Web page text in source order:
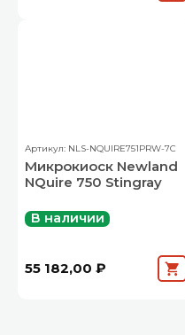
Артикул: NLS-NQUIRE751PRW-7C
Микрокиоск Newland
NQuire 750 Stingray
В наличии
55 182,00 ₽